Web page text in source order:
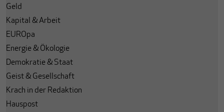
Geld
Kapital & Arbeit
EUROpa
Energie & Ökologie
Demokratie & Staat
Geist & Gesellschaft
Krach in der Redaktion
Hauspost